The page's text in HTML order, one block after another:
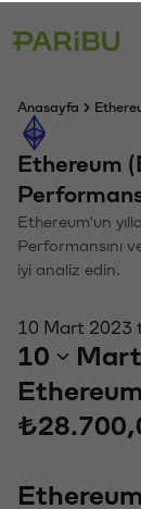
Anasayfa
Ethereum
Ethereum'un
Performansını
iyi analiz edin.
10 Mart 2023
10 Mart
Ethereum